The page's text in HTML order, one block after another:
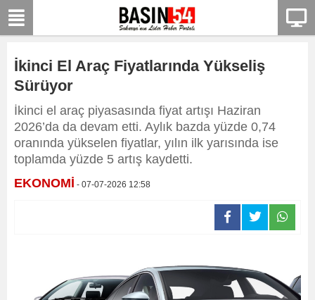
İkinci El Araç Fiyatlarında Yükseliş
Sürüyor
İkinci el araç piyasasında fiyat artışı Haziran
2026’da da devam etti. Aylık bazda yüzde 0,74
oranında yükselen fiyatlar, yılın ilk yarısında ise
toplamda yüzde 5 artış kaydetti.
EKONOMİ - 07-07-2026 12:58